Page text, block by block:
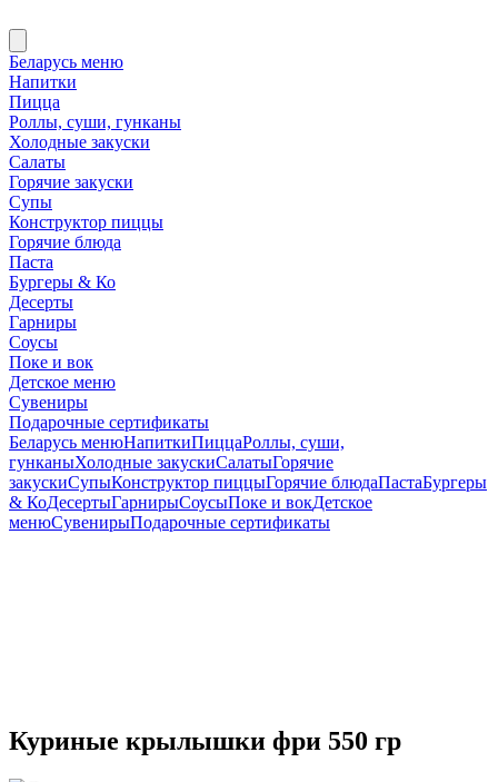
Беларусь меню
Напитки
Пицца
Роллы, суши, гунканы
Холодные закуски
Салаты
Горячие закуски
Супы
Конструктор пиццы
Горячие блюда
Паста
Бургеры & Ко
Десерты
Гарниры
Соусы
Поке и вок
Детское меню
Сувениры
Подарочные сертификаты
Беларусь менюНапиткиПиццаРоллы, суши,
гунканыХолодные закускиСалатыГорячие
закускиСупыКонструктор пиццыГорячие блюдаПастаБургеры
& КоДесертыГарнирыСоусыПоке и вокДетское
менюСувенирыПодарочные сертификаты
Куриные крылышки фри 550 гр